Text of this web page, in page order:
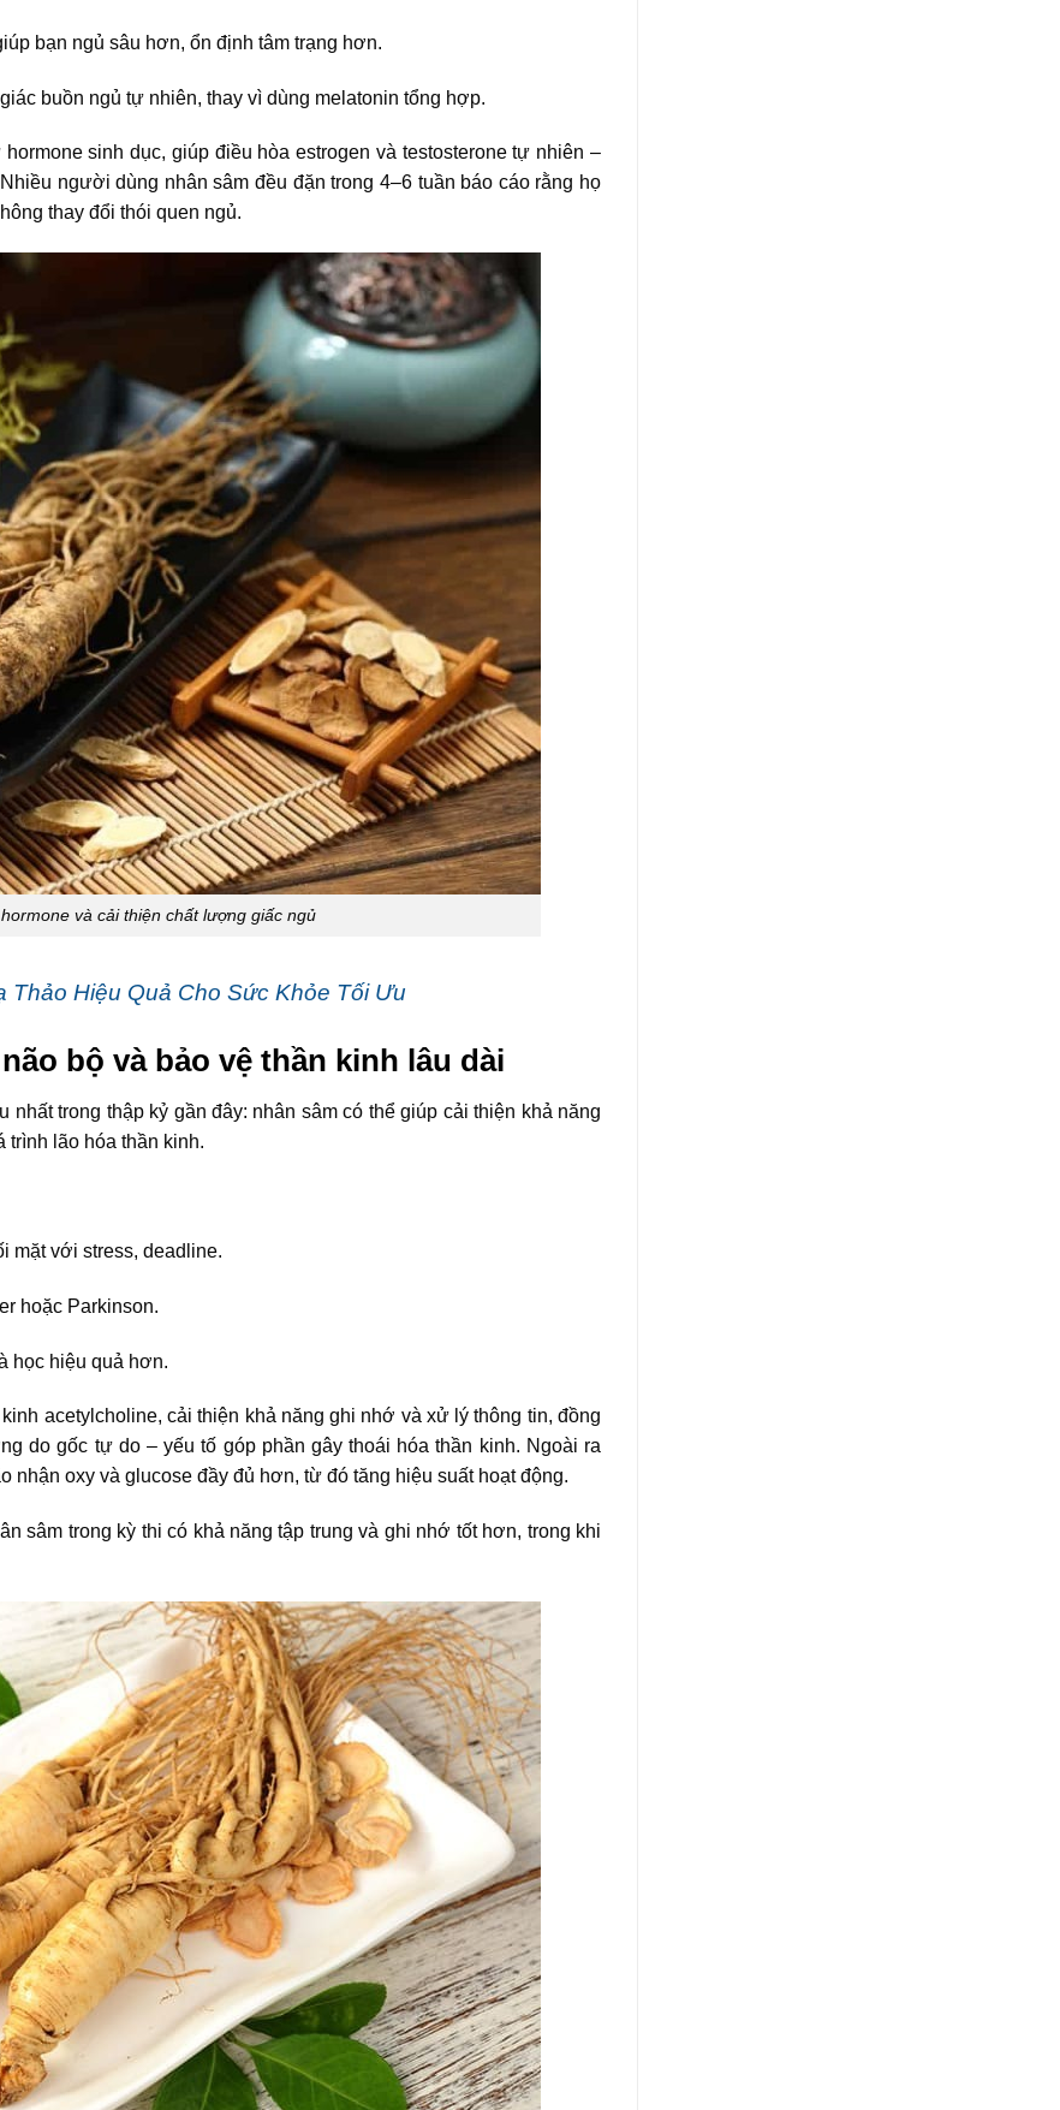
bạn ngủ sâu hơn, ổn định tâm trạng hơn.
buồn ngủ tự nhiên, thay vì dùng melatonin tổng hợp.
sinh dục, giúp điều hòa estrogen và testosterone tự nhiên –
người dùng nhân sâm đều đặn trong 4–6 tuần báo cáo rằng họ
thay đổi thói quen ngủ.
và cải thiện chất lượng giấc ngủ
Thảo Hiệu Quả Cho Sức Khỏe Tối Ưu
bộ và bảo vệ thần kinh lâu dài
trong thập kỷ gần đây: nhân sâm có thể giúp cải thiện khả năng
trình lão hóa thần kinh.
mặt với stress, deadline.
hoặc Parkinson.
học hiệu quả hơn.
acetylcholine, cải thiện khả năng ghi nhớ và xử lý thông tin, đồng
do gốc tự do – yếu tố góp phần gây thoái hóa thần kinh. Ngoài ra
nhận oxy và glucose đầy đủ hơn, từ đó tăng hiệu suất hoạt động.
sâm trong kỳ thi có khả năng tập trung và ghi nhớ tốt hơn, trong khi